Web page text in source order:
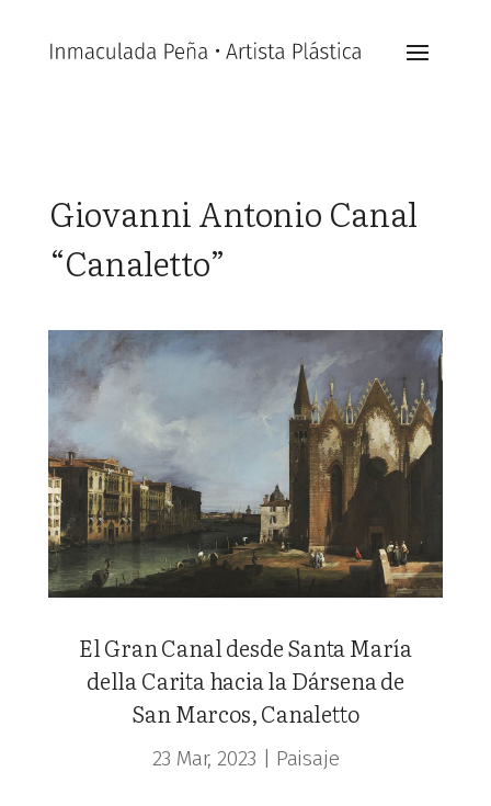
Giovanni Antonio Canal
“Canaletto”
El Gran Canal desde Santa María
della Carita hacia la Dársena de
San Marcos, Canaletto
23 Mar, 2023 Paisaje